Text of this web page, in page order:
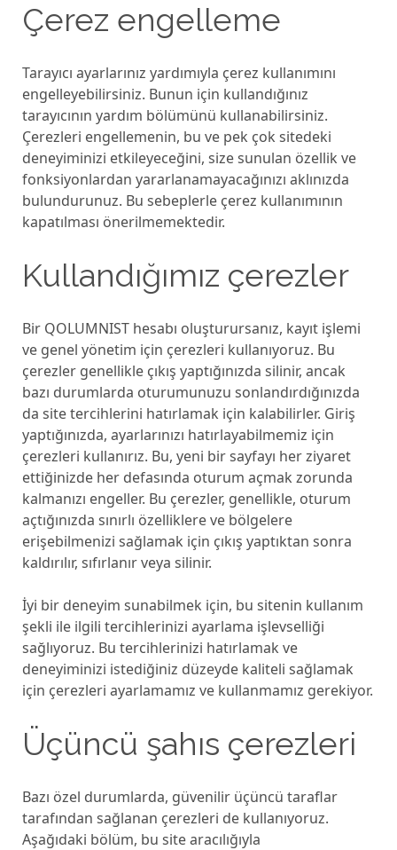
Çerez engelleme
Tarayıcı ayarlarınız yardımıyla çerez kullanımını
engelleyebilirsiniz. Bunun için kullandığınız
tarayıcının yardım bölümünü kullanabilirsiniz.
Çerezleri engellemenin, bu ve pek çok sitedeki
deneyiminizi etkileyeceğini, size sunulan özellik ve
fonksiyonlardan yararlanamayacağınızı aklınızda
bulundurunuz. Bu sebeplerle çerez kullanımının
kapatılması önerilmemektedir.
Kullandığımız çerezler
Bir QOLUMNIST hesabı oluşturursanız, kayıt işlemi
ve genel yönetim için çerezleri kullanıyoruz. Bu
çerezler genellikle çıkış yaptığınızda silinir, ancak
bazı durumlarda oturumunuzu sonlandırdığınızda
da site tercihlerini hatırlamak için kalabilirler. Giriş
yaptığınızda, ayarlarınızı hatırlayabilmemiz için
çerezleri kullanırız. Bu, yeni bir sayfayı her ziyaret
ettiğinizde her defasında oturum açmak zorunda
kalmanızı engeller. Bu çerezler, genellikle, oturum
açtığınızda sınırlı özelliklere ve bölgelere
erişebilmenizi sağlamak için çıkış yaptıktan sonra
kaldırılır, sıfırlanır veya silinir.
İyi bir deneyim sunabilmek için, bu sitenin kullanım
şekli ile ilgili tercihlerinizi ayarlama işlevselliği
sağlıyoruz. Bu tercihlerinizi hatırlamak ve
deneyiminizi istediğiniz düzeyde kaliteli sağlamak
için çerezleri ayarlamamız ve kullanmamız gerekiyor.
Üçüncü şahıs çerezleri
Bazı özel durumlarda, güvenilir üçüncü taraflar
tarafından sağlanan çerezleri de kullanıyoruz.
Aşağıdaki bölüm, bu site aracılığıyla